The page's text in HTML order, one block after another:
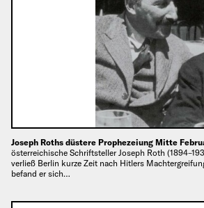
Joseph Roths düstere Prophezeiung Mitte
österreichische Schriftsteller Joseph Roth
verließ Berlin kurze Zeit nach Hitlers
befand er sich…